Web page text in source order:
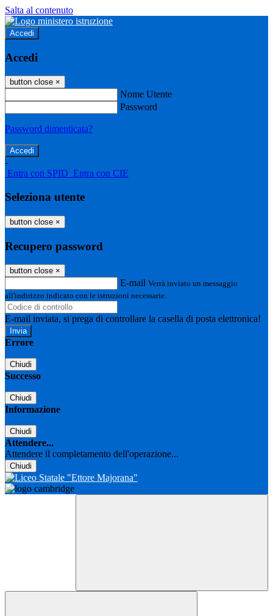
Salta al contenuto
Accedi
Accedi
button close ×
Nome Utente
Password
Password dimenticata?
-
Entra con SPID Entra con CIE
Seleziona utente
button close ×
Recupero password
button close ×
E-mail Verrà inviato un messaggio
all'indirizzo indicato con le istruzioni necessarie.
E-mail inviata, si prega di controllare la casella di posta elettronica!
Errore
Chiudi
Successo
Chiudi
Informazione
Chiudi
Attendere...
Attendere il completamento dell'operazione...
Chiudi